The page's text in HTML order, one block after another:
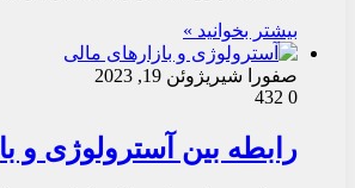
بیشتر بخوانید »
صفورا شیریژوئن 19, 2023
0
رابطه بین آسترولوژی و